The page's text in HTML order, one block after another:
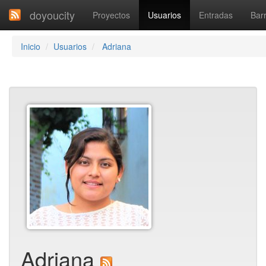
doyoucity Proyectos Usuarios Entradas
Inicio Usuarios Adriana
Adriana